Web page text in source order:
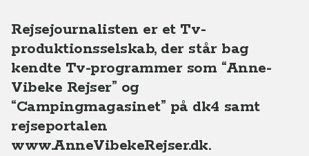
Rejsejournalisten er et Tv-
produktionsselskab, der står bag
kendte Tv-programmer som “Anne-
Vibeke Rejser” og
“Campingmagasinet” på dk4 samt
rejseportalen
www.AnneVibekeRejser.dk.